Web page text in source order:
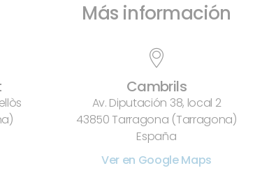
Más información
Cambrils
Av. Diputación 38, local 2
43850 Tarragona (Tarragona)
España
Ver en Google Maps